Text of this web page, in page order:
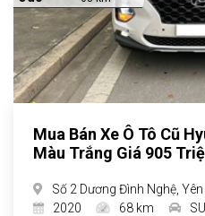
Mua Bán Xe Ô Tô Cũ
Màu Trắng Giá 905
Số 2 Dương Đình Nghệ,
2020
68 km